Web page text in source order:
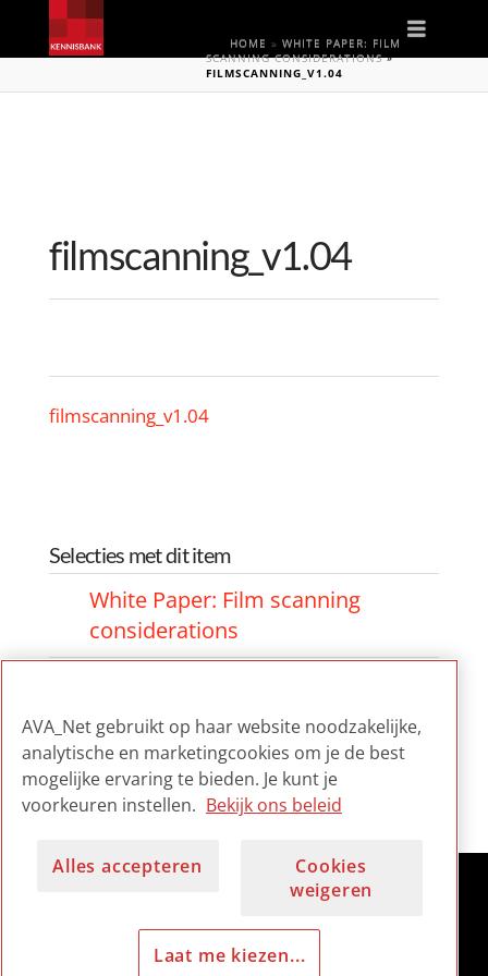
HOME » WHITE PAPER: FILM
SCANNING CONSIDERATIONS»
FILMSCANNING_V1.04
filmscanning_v1.04
filmscanning_v1.04
Selecties met dit item
White Paper: Film scanning
considerations
considerations
White Paper: Film scanning
considerations
AVA_Net gebruikt op haar website noodzakelijke,
analytische en marketingcookies om je de best
mogelijke ervaring te bieden. Je kunt je
voorkeuren instellen. Bekijk ons beleid
Alles accepteren
Cookies
weigeren
Laat me kiezen...